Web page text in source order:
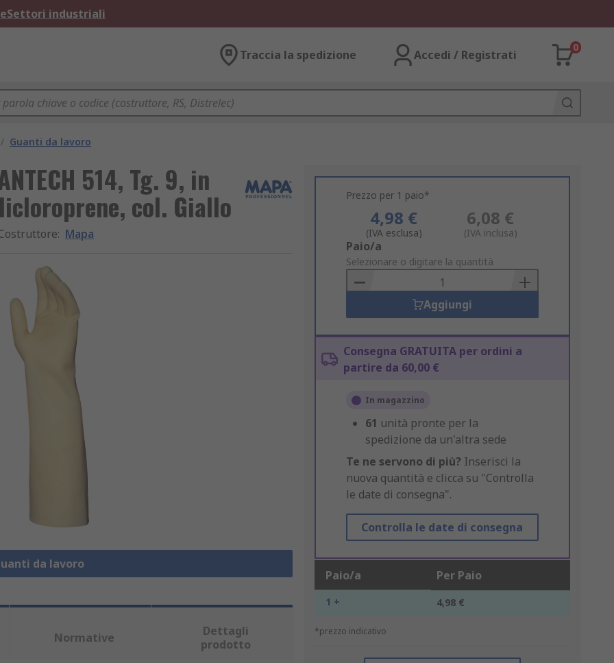
Settori industriali
Traccia la spedizione Accedi / Registrati
0
/ Guanti da lavoro
514, Tg. 9, in
col. Giallo
: Mapa
da lavoro
Prezzo per 1 paio*
4,98 €
(IVA esclusa)
6,08 €
(IVA inclusa)
Add
to
Basket
Paio/a
Selezionare o digitare la quantità
Aggiungi
Consegna GRATUITA per ordini a
partire da 60,00 €
In magazzino
61 unità pronte per la
spedizione da un'altra sede
Te ne servono di più? Inserisci la
nuova quantità e clicca su "Controlla
le date di consegna".
Controlla le date di consegna
Paio/a Per Paio
1 + 4,98 €
*prezzo indicativo
Normative
Dettagli
prodotto